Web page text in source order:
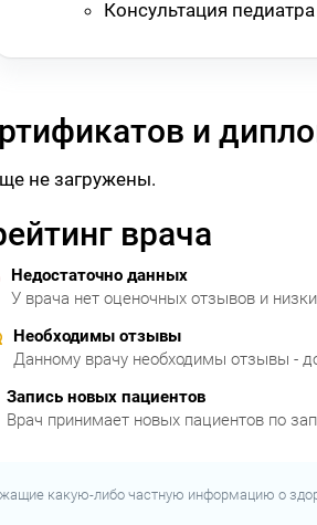
Консультация педиатра
и
не загружены.
врача
Недостаточно данных
У врача нет оценочных отзывов и
Необходимы отзывы
Данному врачу необходимы отзывы -
Запись новых пациентов
Врач принимает новых пациентов по
какую-либо частную информацию о